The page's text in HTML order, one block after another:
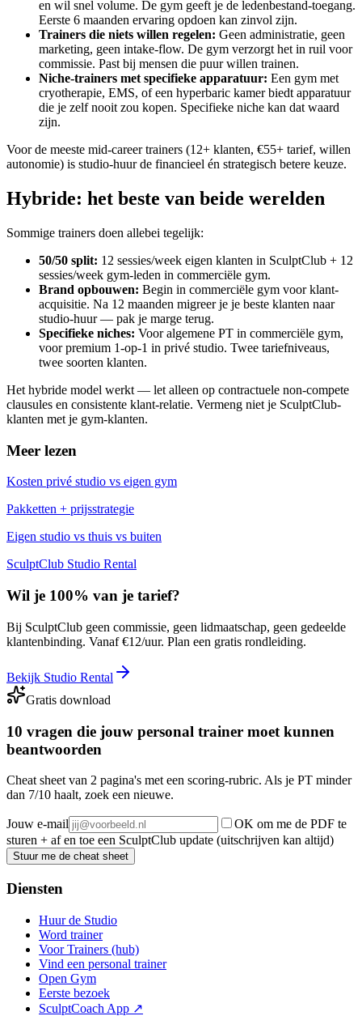
en wil snel volume. De gym geeft je de ledenbestand-toegang.
Eerste 6 maanden ervaring opdoen kan zinvol zijn.
Trainers die niets willen regelen: Geen administratie, geen
marketing, geen intake-flow. De gym verzorgt het in ruil voor
commissie. Past bij mensen die puur willen trainen.
Niche-trainers met specifieke apparatuur: Een gym met
cryotherapie, EMS, of een hyperbaric kamer biedt apparatuur
die je zelf nooit zou kopen. Specifieke niche kan dat waard
zijn.
Voor de meeste mid-career trainers (12+ klanten, €55+ tarief, willen
autonomie) is studio-huur de financieel én strategisch betere keuze.
Hybride: het beste van beide werelden
Sommige trainers doen allebei tegelijk:
50/50 split: 12 sessies/week eigen klanten in SculptClub + 12
sessies/week gym-leden in commerciële gym.
Brand opbouwen: Begin in commerciële gym voor klant-
acquisitie. Na 12 maanden migreer je je beste klanten naar
studio-huur — pak je marge terug.
Specifieke niches: Voor algemene PT in commerciële gym,
voor premium 1-op-1 in privé studio. Twee tariefniveaus,
twee soorten klanten.
Het hybride model werkt — let alleen op contractuele non-compete
clausules en consistente klant-relatie. Vermeng niet je SculptClub-
klanten met je gym-klanten.
Meer lezen
Kosten privé studio vs eigen gym
Pakketten + prijsstrategie
Eigen studio vs thuis vs buiten
SculptClub Studio Rental
Wil je 100% van je tarief?
Bij SculptClub geen commissie, geen lidmaatschap, geen gedeelde
klantenbinding. Vanaf €12/uur. Plan een gratis rondleiding.
Bekijk Studio Rental
Gratis download
10 vragen die jouw personal trainer moet kunnen
beantwoorden
Cheat sheet van 2 pagina's met een scoring-rubric. Als je PT minder
dan 7/10 haalt, zoek een nieuwe.
Jouw e-mail
OK om me de PDF te
sturen + af en toe een SculptClub update (uitschrijven kan altijd)
Stuur me de cheat sheet
Diensten
Huur de Studio
Word trainer
Voor Trainers (hub)
Vind een personal trainer
Open Gym
Eerste bezoek
SculptCoach App ↗